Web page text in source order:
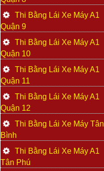
Thi Bằng Lái Xe Máy A1
Quận 9
Thi Bằng Lái Xe Máy A1
Quận 10
Thi Bằng Lái Xe Máy A1
Quận 11
Thi Bằng Lái Xe Máy A1
Quận 12
Thi Bằng Lái Xe Máy Tân
Bình
Thi Bằng Lái Xe Máy A1
Tân Phú